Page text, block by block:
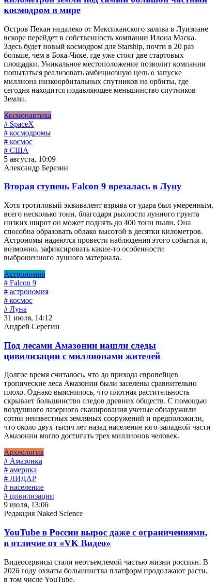
космодром в мире
Остров Пекан недалеко от Мексиканского залива в Луизиане
вскоре перейдет в собственность компании Илона Маска.
Здесь будет новый космодром для Starship, почти в 20 раз
больше, чем в Бока-Чике, где уже стоят две стартовых
площадки. Уникальное местоположение позволит компании
попытаться реализовать амбициозную цель о запуске
миллиона низкоорбитальных спутников на орбиты, где
сегодня находится подавляющее меньшинство спутников
Земли.
Космонавтика
# SpaceX
# космодромы
# космос
# США
5 августа, 10:09
Александр Березин
Вторая ступень Falcon 9 врезалась в Луну
Хотя тротиловый эквивалент взрыва от удара был умеренным,
всего несколько тонн, благодаря рыхлости лунного грунта
низких широт он может поднять до 400 тонн пыли. Она
способна образовать облако высотой в десятки километров.
Астрономы надеются провести наблюдения этого события и,
возможно, зафиксировать какие-то особенности
выброшенного лунного материала.
Астрономия
# Falcon 9
# астрономия
# космос
# Луна
31 июля, 14:12
Андрей Серегин
Под лесами Амазонии нашли следы
цивилизации с миллионами жителей
Долгое время считалось, что до прихода европейцев
тропические леса Амазонии были заселены сравнительно
плохо. Однако выяснилось, что плотная растительность
скрывает большинство следов древних обществ. С помощью
воздушного лазерного сканирования ученые обнаружили
сотни неизвестных земляных сооружений и предположили,
что около двух тысяч лет назад население юго-западной части
Амазонии могло достигать трех миллионов человек.
Археология
# Амазонка
# америка
# ЛИДАР
# население
# цивилизации
9 июля, 13:06
Редакция Naked Science
YouTube в России вырос даже с ограничениями,
в отличие от «VK Видео»
Видеосервисы стали неотъемлемой частью жизни россиян. В
2026 году охваты большинства платформ продолжают расти,
в том числе YouTube.